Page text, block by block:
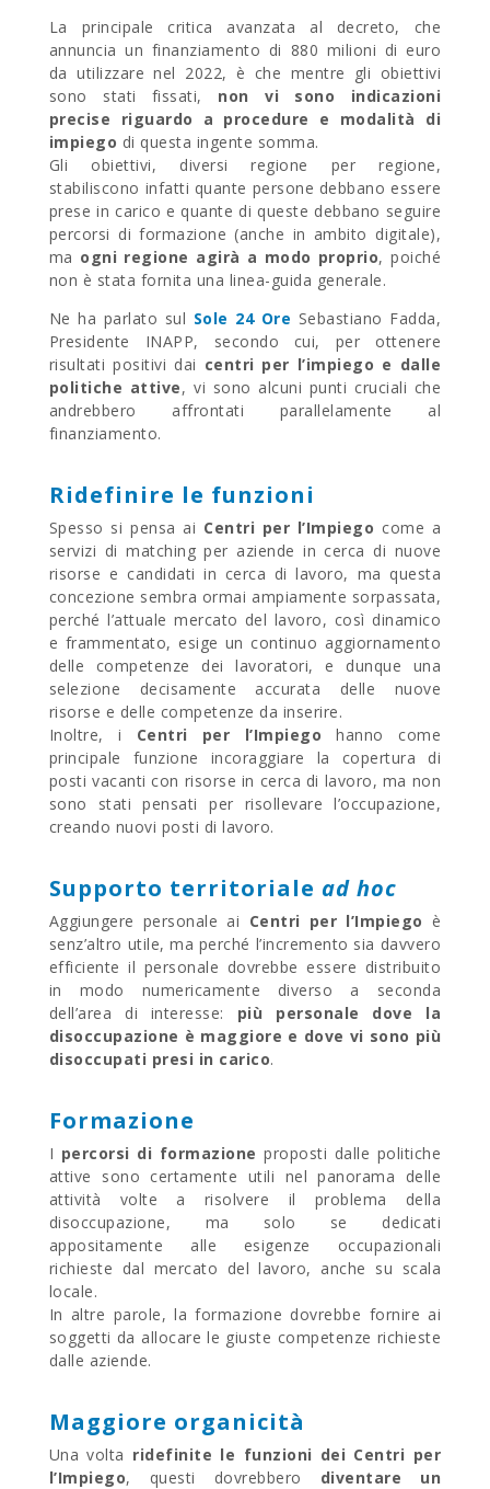
La principale critica avanzata al decreto, che
annuncia un finanziamento di 880 milioni di euro
da utilizzare nel 2022, è che mentre gli obiettivi
sono stati fissati, non vi sono indicazioni
precise riguardo a procedure e modalità di
impiego di questa ingente somma.
Gli obiettivi, diversi regione per regione,
stabiliscono infatti quante persone debbano essere
prese in carico e quante di queste debbano seguire
percorsi di formazione (anche in ambito digitale),
ma ogni regione agirà a modo proprio, poiché
non è stata fornita una linea-guida generale.
Ne ha parlato sul Sole 24 Ore Sebastiano Fadda,
Presidente INAPP, secondo cui, per ottenere
risultati positivi dai centri per l’impiego e dalle
politiche attive, vi sono alcuni punti cruciali che
andrebbero affrontati parallelamente al
finanziamento.
Ridefinire le funzioni
Spesso si pensa ai Centri per l’Impiego come a
servizi di matching per aziende in cerca di nuove
risorse e candidati in cerca di lavoro, ma questa
concezione sembra ormai ampiamente sorpassata,
perché l’attuale mercato del lavoro, così dinamico
e frammentato, esige un continuo aggiornamento
delle competenze dei lavoratori, e dunque una
selezione decisamente accurata delle nuove
risorse e delle competenze da inserire.
Inoltre, i Centri per l’Impiego hanno come
principale funzione incoraggiare la copertura di
posti vacanti con risorse in cerca di lavoro, ma non
sono stati pensati per risollevare l’occupazione,
creando nuovi posti di lavoro.
Supporto territoriale ad hoc
Aggiungere personale ai Centri per l’Impiego è
senz’altro utile, ma perché l’incremento sia davvero
efficiente il personale dovrebbe essere distribuito
in modo numericamente diverso a seconda
dell’area di interesse: più personale dove la
disoccupazione è maggiore e dove vi sono più
disoccupati presi in carico.
Formazione
I percorsi di formazione proposti dalle politiche
attive sono certamente utili nel panorama delle
attività volte a risolvere il problema della
disoccupazione, ma solo se dedicati
appositamente alle esigenze occupazionali
richieste dal mercato del lavoro, anche su scala
locale.
In altre parole, la formazione dovrebbe fornire ai
soggetti da allocare le giuste competenze richieste
dalle aziende.
Maggiore organicità
Una volta ridefinite le funzioni dei Centri per
l’Impiego, questi dovrebbero diventare un